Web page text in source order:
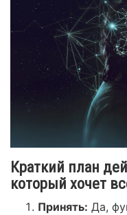
Краткий план
который хочет
Принять: Да,